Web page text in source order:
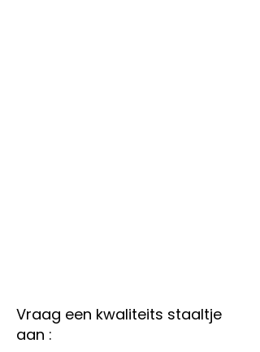
Vraag een kwaliteits staaltje
aan :